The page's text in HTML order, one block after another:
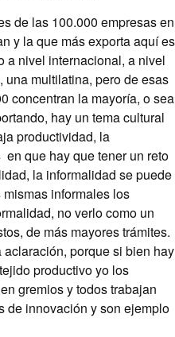
de las 100.000 empresas en
y la que más exporta aquí es
a nivel internacional, a nivel
multilatina, pero de esas
concentran la mayoría, o sea
hay un tema cultural
productividad, la
que hay que tener un reto
la informalidad se puede
informales los
no verlo como un
de más mayores trámites.
porque si bien hay
productivo yo los
gremios y todos trabajan
de innovación y son ejemplo